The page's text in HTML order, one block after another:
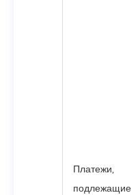
Платежи,
подлежащие